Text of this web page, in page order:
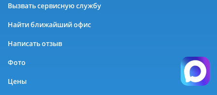
Вызвать сервисную службу
Найти ближайший офис
Написать отзыв
Фото
Цены